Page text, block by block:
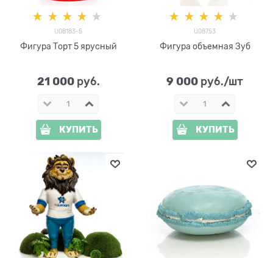
U08183-5
Фигура Торт 5 ярусный
21 000 руб.
КУПИТЬ
U08753
Фигура объемная Зуб
9 000 руб./шт
КУПИТЬ